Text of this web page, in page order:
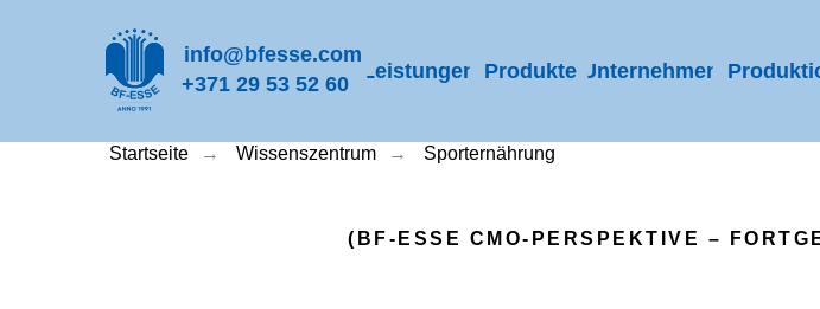
info@bfesse.com
Produkte Unternehmen
+371 29 53 52 60
Leistungen
Startseite → Wissenszentrum → Sporternährung
(BF-ESSE CMO-PERSPEKTIVE –